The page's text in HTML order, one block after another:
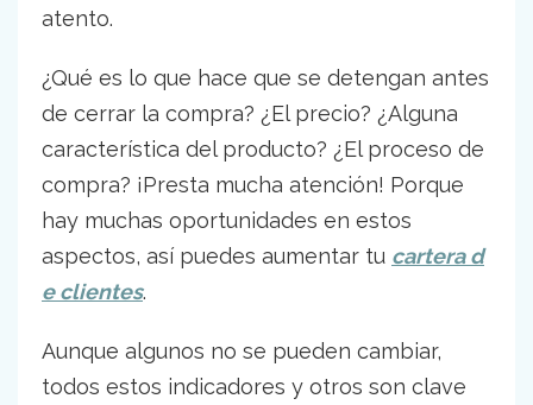
atento.
¿Qué es lo que hace que se detengan antes
de cerrar la compra? ¿El precio? ¿Alguna
característica del producto? ¿El proceso de
compra? ¡Presta mucha atención! Porque
hay muchas oportunidades en estos
aspectos, así puedes aumentar tu cartera d
e clientes.
Aunque algunos no se pueden cambiar,
todos estos indicadores y otros son clave